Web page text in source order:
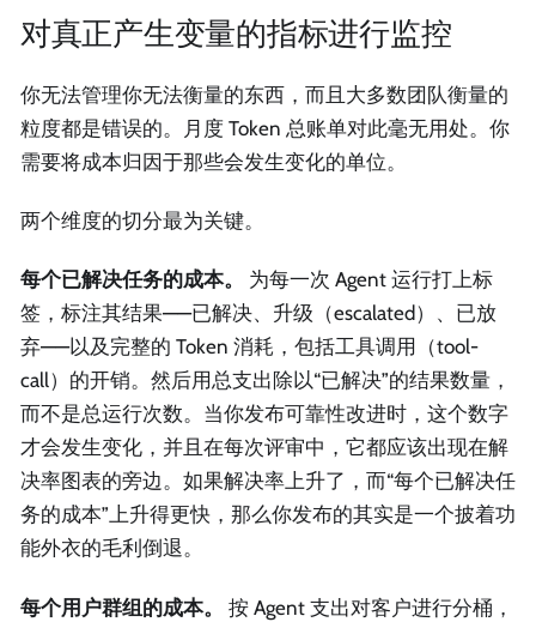
对真正产生变量的指标进行监控
你无法管理你无法衡量的东西，而且大多数团队衡量的
粒度都是错误的。月度 Token 总账单对此毫无用处。你
需要将成本归因于那些会发生变化的单位。
两个维度的切分最为关键。
每个已解决任务的成本。
为每一次 Agent 运行打上标
签，标注其结果——已解决、升级（escalated）、已放
弃——以及完整的 Token 消耗，包括工具调用（tool-
call）的开销。然后用总支出除以“已解决”的结果数量，
而不是总运行次数。当你发布可靠性改进时，这个数字
才会发生变化，并且在每次评审中，它都应该出现在解
决率图表的旁边。如果解决率上升了，而“每个已解决任
务的成本”上升得更快，那么你发布的其实是一个披着功
能外衣的毛利倒退。
每个用户群组的成本。
按 Agent 支出对客户进行分桶，